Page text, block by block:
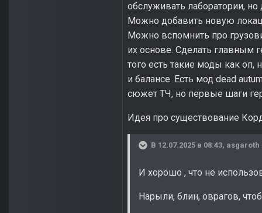
обслуживать лаборатории,
Можно добавить новую
Можно вспомнить про
их основе. Сделать главным
того есть такие моды как оп,
и балансе. Есть мод dead
сюжет ТЧ, но первые шаги
Идея про существование
В 12.07.2025 в 08:43, asgaroth
И хорошо , что не
Нарыли, блин, оврагов,